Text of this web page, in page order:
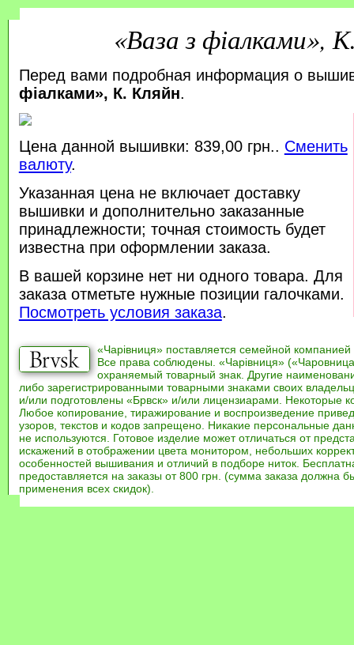
«Ваза з фіалками»,
Перед вами подробная информация о
фіалками», К. Кляйн.
Цена данной вышивки: 839,00 грн.. Сменить
валюту.
Указанная цена не включает доставку
вышивки и дополнительно заказанные
принадлежности; точная стоимость будет
известна при оформлении заказа.
В вашей корзине нет ни одного товара. Для
заказа отметьте нужные позиции галочками.
Посмотреть условия заказа.
«Чарівниця» поставляется семейной компанией
Все права соблюдены. «Чарівниця»
охраняемый товарный знак. Другие
либо зарегистрированными товарными знаками своих
и/или подготовлены «Брвск» и/или лицензиарами. Некоторые
Любое копирование, тиражирование и воспроизведение
узоров, текстов и кодов запрещено. Никакие персональные
не используются. Готовое изделие может отличаться от
искажений в отображении цвета монитором, небольших
особенностей вышивания и отличий в подборе ниток.
предоставляется на заказы от 800 грн. (сумма заказа должна
применения всех скидок).